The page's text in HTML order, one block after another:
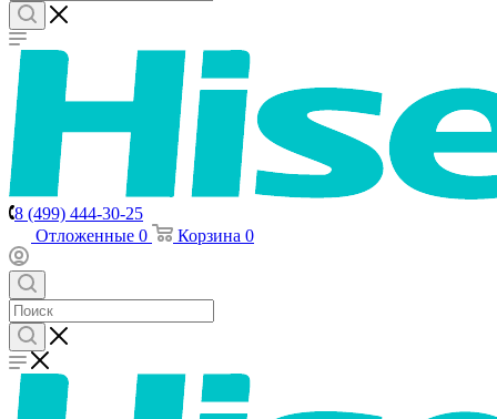
8 (499) 444-30-25
Отложенные 0 Корзина 0